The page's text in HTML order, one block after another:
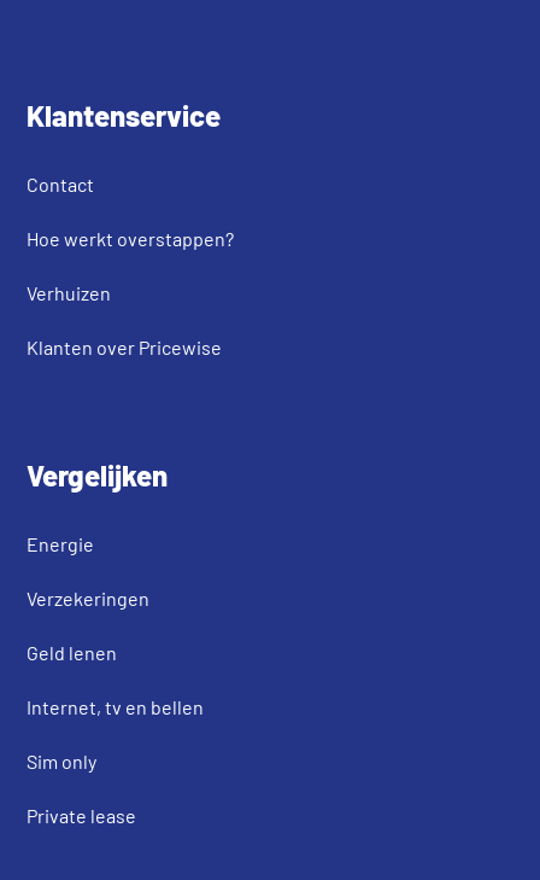
Klantenservice
Contact
Hoe werkt overstappen?
Verhuizen
Klanten over Pricewise
Vergelijken
Energie
Verzekeringen
Geld lenen
Internet, tv en bellen
Sim only
Private lease